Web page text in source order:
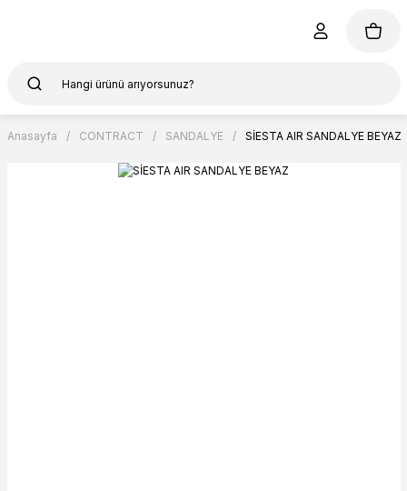
Anasayfa CONTRACT SANDALYE SİESTA AIR SANDALYE BEYAZ